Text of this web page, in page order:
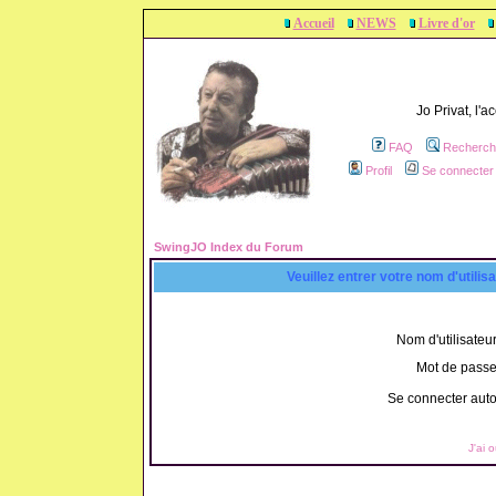
Accueil NEWS Livre d'or
Jo Privat,
FAQ
Profil
Se
SwingJO Index du Forum
Veuillez entrer votre nom
Nom
Mot de
Se connecter
J'ai